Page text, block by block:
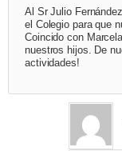
Al Sr Julio
el Colegio para que
Coincido con
nuestros hijos. De
actividades!